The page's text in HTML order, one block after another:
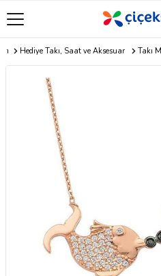
Hediye Takı, Saat ve Aksesuar Takı